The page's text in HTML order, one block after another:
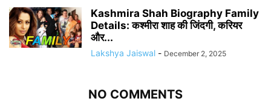
Kashmira Shah Biography Family
Details: कश्मीरा शाह की जिंदगी, करियर
और...
Lakshya Jaiswal - December 2, 2025
NO COMMENTS